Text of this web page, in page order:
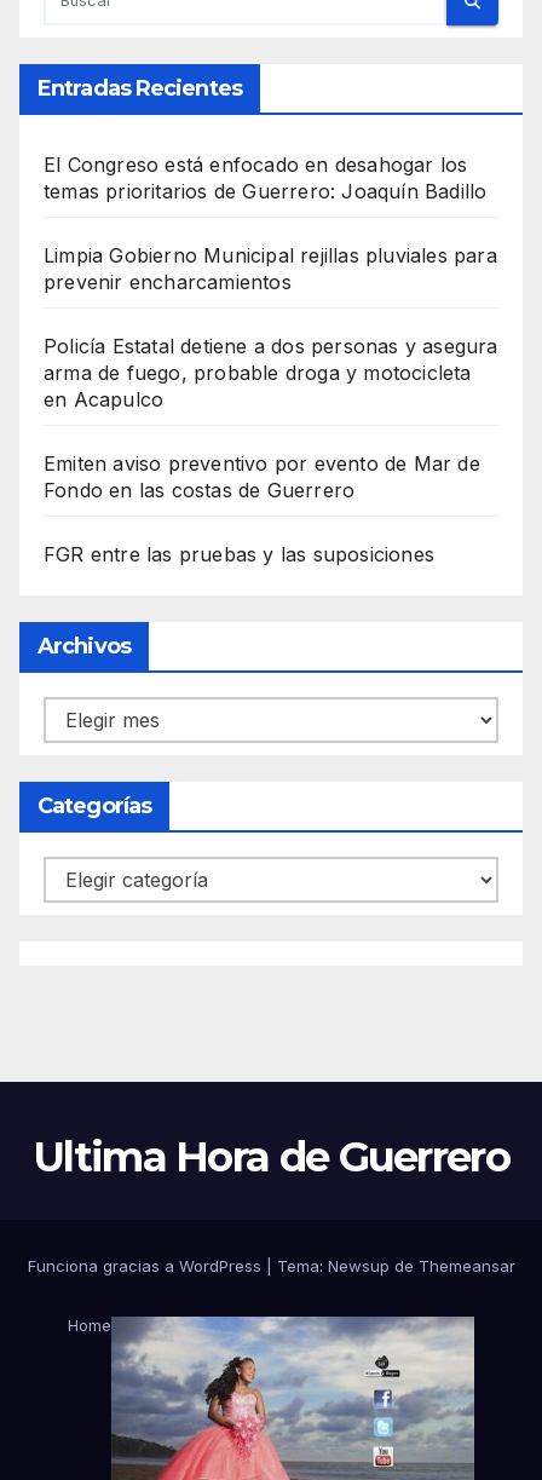
Entradas Recientes
El Congreso está enfocado en desahogar los
temas prioritarios de Guerrero: Joaquín Badillo
Limpia Gobierno Municipal rejillas pluviales para
prevenir encharcamientos
Policía Estatal detiene a dos personas y asegura
arma de fuego, probable droga y motocicleta
en Acapulco
Emiten aviso preventivo por evento de Mar de
Fondo en las costas de Guerrero
FGR entre las pruebas y las suposiciones
Archivos
Archivos
Categorías
Categorías
Ultima Hora de Guerrero
Funciona gracias a WordPress Tema: Newsup de Themeansar
Home